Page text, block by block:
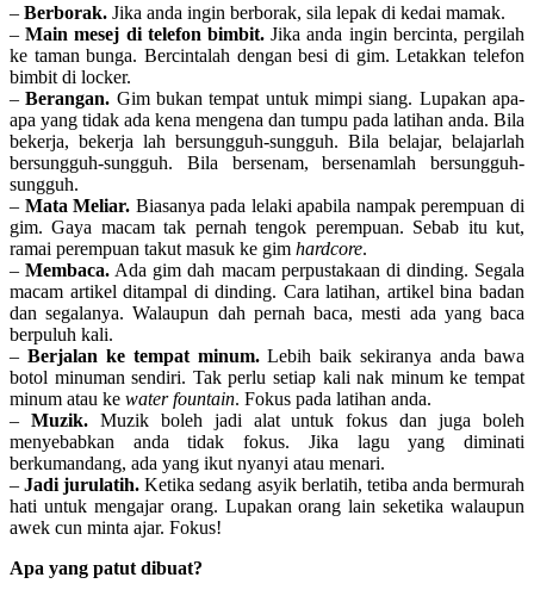
– Berborak. Jika anda ingin berborak, sila lepak di kedai mamak.
–Main mesej di telefon bimbit. Jika anda ingin bercinta, pergilah
ke taman bunga. Bercintalah dengan besi di gim. Letakkan telefon
bimbit di locker.
–Berangan. Gim bukan tempat untuk mimpi siang. Lupakan apa-
apa yang tidak ada kena mengena dan tumpu pada latihan anda. Bila
bekerja, bekerja lah bersungguh-sungguh. Bila belajar, belajarlah
bersungguh-sungguh. Bila bersenam, bersenamlah bersungguh-
sungguh.
– Mata Meliar. Biasanya pada lelaki apabila nampak perempuan di
gim. Gaya macam tak pernah tengok perempuan. Sebab itu kut,
ramai perempuan takut masuk ke gim hardcore.
–Membaca. Ada gim dah macam perpustakaan di dinding. Segala
macam artikel ditampal di dinding. Cara latihan, artikel bina badan
dan segalanya. Walaupun dah pernah baca, mesti ada yang baca
berpuluh kali.
– Berjalan ke tempat minum.Lebih baik sekiranya anda bawa
botol minuman sendiri. Tak perlu setiap kali nak minum ke tempat
minum atau ke water fountain. Fokus pada latihan anda.
– Muzik.Muzik boleh jadi alat untuk fokus dan juga boleh
menyebabkan anda tidak fokus. Jika lagu yang diminati
berkumandang, ada yang ikut nyanyi atau menari.
–Jadi jurulatih. Ketika sedang asyik berlatih, tetiba anda bermurah
hati untuk mengajar orang. Lupakan orang lain seketika walaupun
awek cun minta ajar. Fokus!
Apa yang patut dibuat?